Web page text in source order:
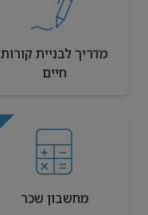
מדריך לבניית קורות
חיים
מחשבון שכר